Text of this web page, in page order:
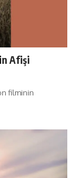
Afişi
filminin